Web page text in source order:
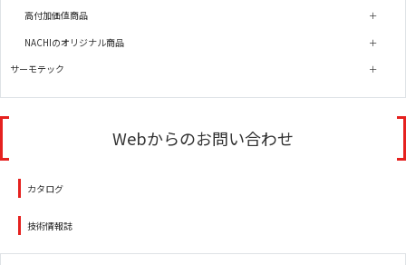
高付加価値商品
NACHIのオリジナル商品
サーモテック
Webからのお問い合わせ
カタログ
技術情報誌